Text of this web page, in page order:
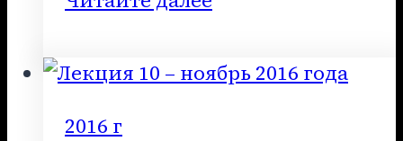
–
июль
2016 г